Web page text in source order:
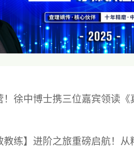
！徐中博士携三位嘉宾领读
教练】进阶之旅重磅启航！